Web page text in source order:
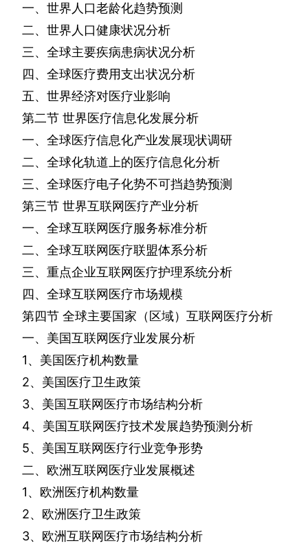
一、世界人口老龄化趋势预测
二、世界人口健康状况分析
三、全球主要疾病患病状况分析
四、全球医疗费用支出状况分析
五、世界经济对医疗业影响
第二节 世界医疗信息化发展分析
一、全球医疗信息化产业发展现状调研
二、全球化轨道上的医疗信息化分析
三、全球医疗电子化势不可挡趋势预测
第三节 世界互联网医疗产业分析
一、全球互联网医疗服务标准分析
二、全球互联网医疗联盟体系分析
三、重点企业互联网医疗护理系统分析
四、全球互联网医疗市场规模
第四节 全球主要国家（区域）互联网医疗分析
一、美国互联网医疗业发展分析
1、美国医疗机构数量
2、美国医疗卫生政策
3、美国互联网医疗市场结构分析
4、美国互联网医疗技术发展趋势预测分析
5、美国互联网医疗行业竞争形势
二、欧洲互联网医疗业发展概述
1、欧洲医疗机构数量
2、欧洲医疗卫生政策
3、欧洲互联网医疗市场结构分析